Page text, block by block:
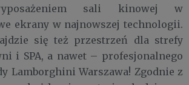
sali kinowej w
ekrany w najnowszej technologii.
się też przestrzeń dla strefy
i SPA, a nawet – profesjonalnego
Lamborghini Warszawa! Zgodnie z